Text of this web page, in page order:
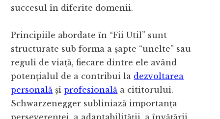
succesul în diferite domenii.
Principiile abordate în “Fii Util” sunt
structurate sub forma a șapte “unelte” sau
reguli de viață, fiecare dintre ele având
potențialul de a contribui la dezvoltarea
personală șiprofesională a cititorului.
Schwarzenegger subliniază importanța